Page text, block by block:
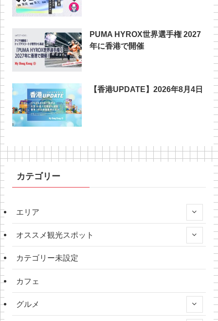
PUMA HYROX世界選手権 2027
年に香港で開催
【香港UPDATE】2026年8月4日
カテゴリー
エリア
オススメ観光スポット
カテゴリー未設定
カフェ
グルメ